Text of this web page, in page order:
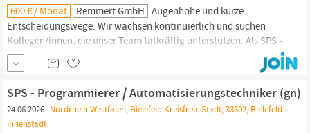
600 € / Monat Remmert GmbH Augenhöhe und kurze
Entscheidungswege. Wir wachsen kontinuierlich und suchen
Kollegen/innen, die unser Team tatkräftig unterstützen. Als SPS -
Programmierer /
50%igen Reisebereitschaft bist bei uns vor Ort in Löhne und
weltweit unterwegs. Aufgaben Inbetriebnahme der SPS-Software
bei unseren Kunden weltweit...
SPS - Programmierer / Automatisierungstechniker (gn)
24.06.2026 Nordrhein Westfalen, Bielefeld Kreisfreie Stadt, 33602, Bielefeld
Innenstadt